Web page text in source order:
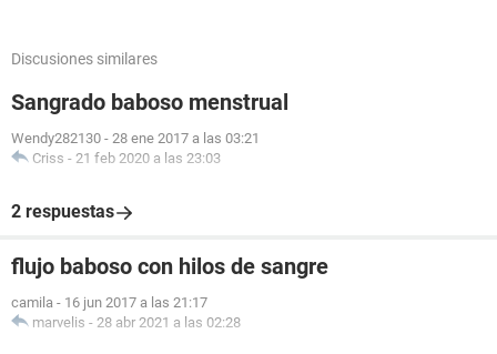
Discusiones similares
Sangrado baboso menstrual
Wendy282130 - 28 ene 2017 a las 03:21
Criss - 21 feb 2020 a las 23:03
2 respuestas
flujo baboso con hilos de sangre
camila - 16 jun 2017 a las 21:17
marvelis - 28 abr 2021 a las 02:28